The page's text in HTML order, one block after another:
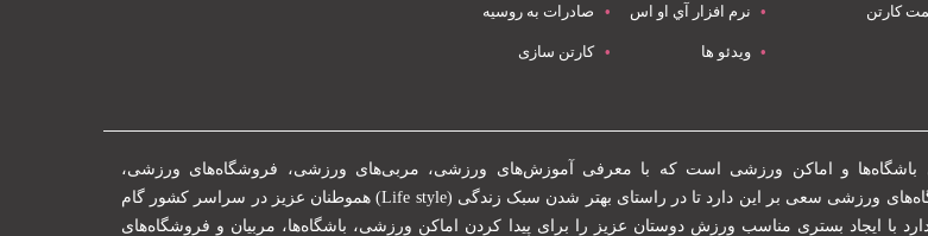
کارتن نرم افزار آي او اس صادرات به روسیه
ویدئو ها کارتن سازی
باشگاه‌ها و اماکن ورزشی است که با معرفی آموزش‌های ورزشی، مربی‌های ورزشی، فروشگاه‌های ورزشی،
اپلیکیشن های ورزشی و باشگاه‌های ورزشی سعی بر این دارد تا در راستای بهتر شدن سبک زندگی (Life style) هموطنان عزیز در سراسر کشور گام
با ایجاد بستری مناسب ورزش دوستان عزیز را برای پیدا کردن اماکن ورزشی، باشگاه‌ها، مربیان و فروشگاه‌های